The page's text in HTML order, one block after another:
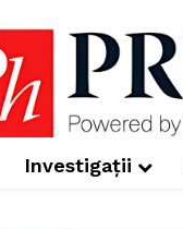
Investigații